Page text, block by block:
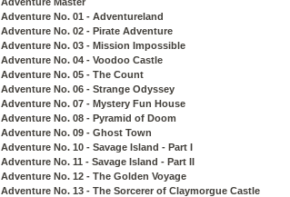
Adventure No. 01 - Adventureland
Adventure No. 02 - Pirate Adventure
Adventure No. 03 - Mission Impossible
Adventure No. 04 - Voodoo Castle
Adventure No. 05 - The Count
Adventure No. 06 - Strange Odyssey
Adventure No. 07 - Mystery Fun House
Adventure No. 08 - Pyramid of Doom
Adventure No. 09 - Ghost Town
Adventure No. 10 - Savage Island - Part I
Adventure No. 11 - Savage Island - Part II
Adventure No. 12 - The Golden Voyage
Adventure No. 13 - The Sorcerer of Claymorgue Castle